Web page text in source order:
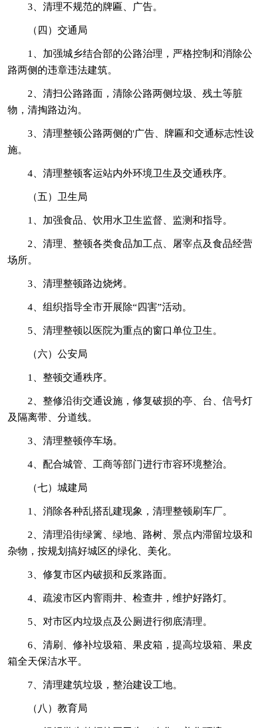
3、清理不规范的牌匾、广告。
（四）交通局
1、加强城乡结合部的公路治理，严格控制和消除公
路两侧的违章违法建筑。
2、清扫公路路面，清除公路两侧垃圾、残土等脏
物，清掏路边沟。
3、清理整顿公路两侧的'广告、牌匾和交通标志性设
施。
4、清理整顿客运站内外环境卫生及交通秩序。
（五）卫生局
1、加强食品、饮用水卫生监督、监测和指导。
2、清理、整顿各类食品加工点、屠宰点及食品经营
场所。
3、清理整顿路边烧烤。
4、组织指导全市开展除“四害”活动。
5、清理整顿以医院为重点的窗口单位卫生。
（六）公安局
1、整顿交通秩序。
2、整修沿街交通设施，修复破损的亭、台、信号灯
及隔离带、分道线。
3、清理整顿停车场。
4、配合城管、工商等部门进行市容环境整治。
（七）城建局
1、消除各种乱搭乱建现象，清理整顿刷车厂。
2、清理沿街绿篱、绿地、路树、景点内滞留垃圾和
杂物，按规划搞好城区的绿化、美化。
3、修复市区内破损和反浆路面。
4、疏浚市区内窨雨井、检查井，维护好路灯。
5、对市区内垃圾点及公厕进行彻底清理。
6、清刷、修补垃圾箱、果皮箱，提高垃圾箱、果皮
箱全天保洁水平。
7、清理建筑垃圾，整治建设工地。
（八）教育局